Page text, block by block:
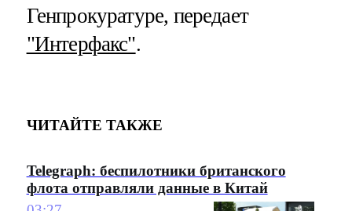
Генпрокуратуре, передает
"Интерфакс".
ЧИТАЙТЕ ТАКЖЕ
Telegraph: беспилотники британского
флота отправляли данные в Китай